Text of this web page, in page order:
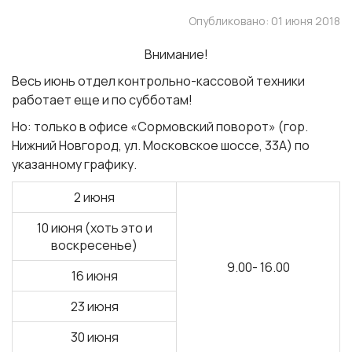
Опубликовано: 01 июня 2018
Внимание!
Весьиюньотдел контрольно-кассовой техники
работает еще и по субботам!
Но: только в офисе «Сормовский поворот» (гор.
Нижний Новгород, ул. Московское шоссе, 33А) по
указанному графику.
2 июня
9.00- 16.00
10 июня (хоть это и
воскресенье)
16 июня
23 июня
30 июня